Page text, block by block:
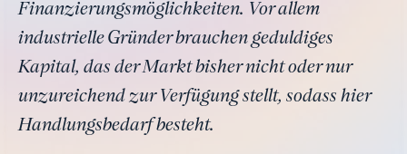
Finanzierungsmöglichkeiten. Vor allem
industrielle Gründer brauchen geduldiges
Kapital, das der Markt bisher nicht oder nur
unzureichend zur Verfügung stellt, sodass hier
Handlungsbedarf besteht.